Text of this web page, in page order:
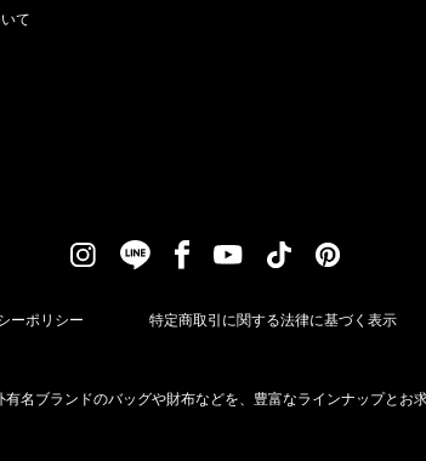
て
ーポリシー 特定商取引に関する法律に基づく表示
名ブランドのバッグや財布などを、豊富なラインナップとお